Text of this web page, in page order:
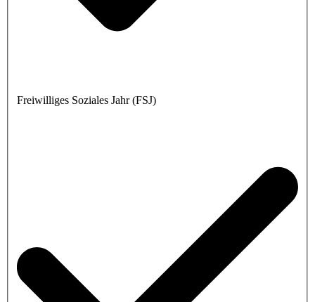
Freiwilliges Soziales Jahr (FSJ)